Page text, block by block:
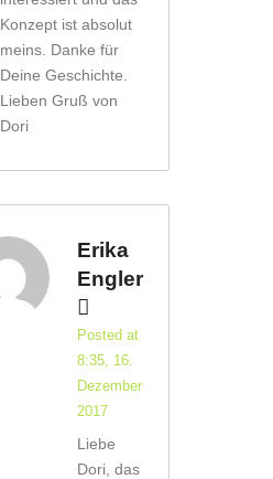
Konzept ist absolut
meins. Danke für
Deine Geschichte.
Lieben Gruß von
Dori
Erika
Engler
Posted at
8:35, 16.
Dezember
2017
Liebe
Dori, das